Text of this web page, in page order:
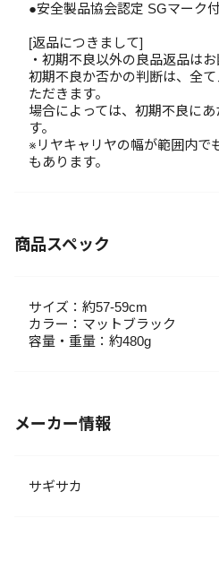
●安全製品協会認定 SGマーク
[返品につきまして]
・初期不良以外の良品返品はお
初期不良か否かの判断は、全
ただきます。
場合によっては、初期不良に
す。
※リヤキャリヤの幅が範囲内で
もあります。
商品スペック
サイズ：約57-59cm
カラー：マットブラック
容量・重量：約480g
メーカー情報
サギサカ